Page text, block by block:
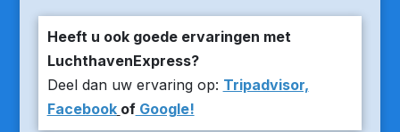
Heeft u ook goede ervaringen met
LuchthavenExpress?
Deel dan uw ervaring op: Tripadvisor,
Facebook ofGoogle!